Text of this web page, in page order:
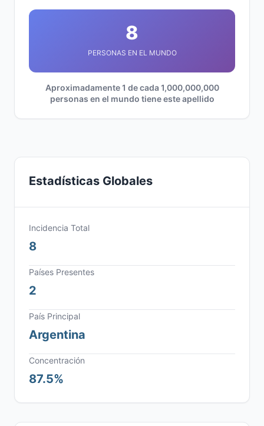
8
PERSONAS EN EL MUNDO
Aproximadamente 1 de cada 1,000,000,000
personas en el mundo tiene este apellido
Estadísticas Globales
Incidencia Total
8
Países Presentes
2
País Principal
Argentina
Concentración
87.5%